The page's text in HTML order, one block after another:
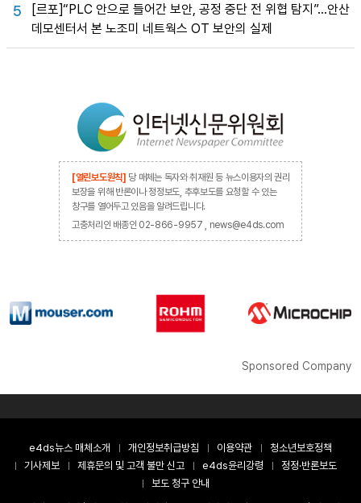
5
[르포]“PLC 안으로 들어간 보안, 공정 중단 전 위협 탐지”…안산
데모센터서 본 노조미 네트웍스 OT 보안의 실제
[열린보도원칙] 당 매체는 독자와 취재원 등 뉴스이용자의 권리
보장을 위해 반론이나 정정보도, 추후보도를 요청할 수 있는
창구를 열어두고 있음을 알려드립니다.
고충처리인 배종인 02-866-9957 , news@e4ds.com
Sponsored Company
e4ds뉴스 매체소개 개인정보취급방침 이용약관
청소년보호정책
기사제보
제휴문의 및 고객 불만 신고 e4ds윤리강령
정정·반론보도
보도 청구 안내